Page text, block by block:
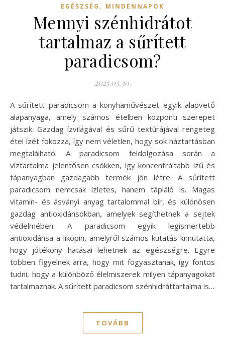
EGÉSZSÉG , MINDENNAPOK
Mennyi szénhidrátot
tartalmaz a sűrített
paradicsom?
2025.03.30.
A sűrített paradicsom a konyhaművészet egyik alapvető
alapanyaga, amely számos ételben központi szerepet
játszik. Gazdag ízvilágával és sűrű textúrájával rengeteg
étel ízét fokozza, így nem véletlen, hogy sok háztartásban
megtalálható. A paradicsom feldolgozása során a
víztartalma jelentősen csökken, így koncentráltabb ízű és
tápanyagban gazdagabb termék jön létre. A sűrített
paradicsom nemcsak ízletes, hanem tápláló is. Magas
vitamin- és ásványi anyag tartalommal bír, és különösen
gazdag antioxidánsokban, amelyek segíthetnek a sejtek
védelmében. A paradicsom egyik legismertebb
antioxidánsa a likopin, amelyről számos kutatás kimutatta,
hogy jótékony hatásai lehetnek az egészségre. Egyre
többen figyelnek arra, hogy mit fogyasztanak, így fontos
tudni, hogy a különböző élelmiszerek milyen tápanyagokat
tartalmaznak. A sűrített paradicsom szénhidráttartalma is…
TOVÁBB